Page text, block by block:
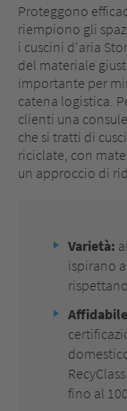
Proteggono
riempiono gli
i cuscini d'aria
del materiale
importante per
catena logistica.
clienti una
che si tratti di
riciclate, con
un approccio di
Varietà:
ispirano
fino al